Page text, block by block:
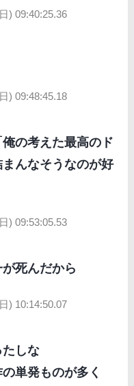
) 09:40:25.36
) 09:48:45.18
の考えた最高のド
んなそうなのが好
) 09:53:05.53
死んだから
) 10:14:50.07
しな
単発ものが多く